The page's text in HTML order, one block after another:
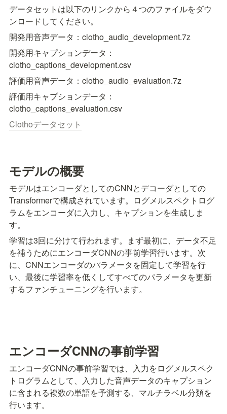
データセットは以下のリンクから４つのファイルをダウ
ンロードしてください。
開発用音声データ：clotho_audio_development.7z
開発用キャプションデータ：
clotho_captions_development.csv
評価用音声データ：clotho_audio_evaluation.7z
評価用キャプションデータ：
clotho_captions_evaluation.csv
Clothoデータセット
モデルの概要
モデルはエンコーダとしてのCNNとデコーダとしての
Transformerで構成されています。ログメルスペクトログ
ラムをエンコーダに入力し、キャプションを生成しま
す。
学習は3回に分けて行われます。まず最初に、データ不足
を補うためにエンコーダCNNの事前学習行います。次
に、CNNエンコーダのパラメータを固定して学習を行
い、最後に学習率を低くしてすべてのパラメータを更新
するファンチューニングを行います。
エンコーダCNNの事前学習
エンコーダCNNの事前学習では、入力をログメルスペク
トログラムとして、入力した音声データのキャプション
に含まれる複数の単語を予測する、マルチラベル分類を
行います。